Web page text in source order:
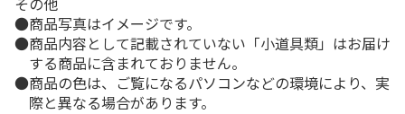
商品写真はイメージです。
商品内容として記載されていない「小道具類」はお届け
する商品に含まれておりません。
商品の色は、ご覧になるパソコンなどの環境により、実
際と異なる場合があります。